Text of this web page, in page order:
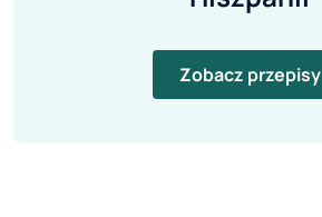
Zobacz przepisy